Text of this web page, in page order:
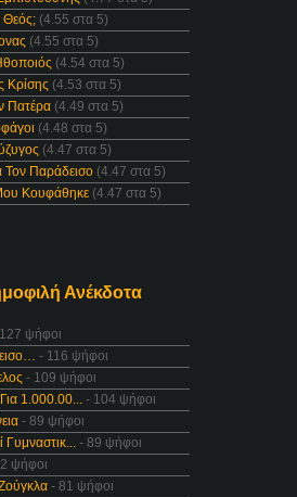
Θεός; (4.55 στα 5)
(4.55 στα 5)
(4.54 στα 5)
Κρίσης (4.53 στα 5)
Πατέρα (4.49 στα 5)
(4.48 στα 5)
(4.47 στα 5)
Τον Παράδεισο (4.47 στα 5)
Κουφάθηκε (4.47 στα 5)
Ανέκδοτα
ψήφοι
- 116 ψήφοι
- 109 ψήφοι
1.000.00... - 104 ψήφοι
- 89 ψήφοι
Γυμναστικ... - 89 ψήφοι
ψήφοι
- 81 ψήφοι